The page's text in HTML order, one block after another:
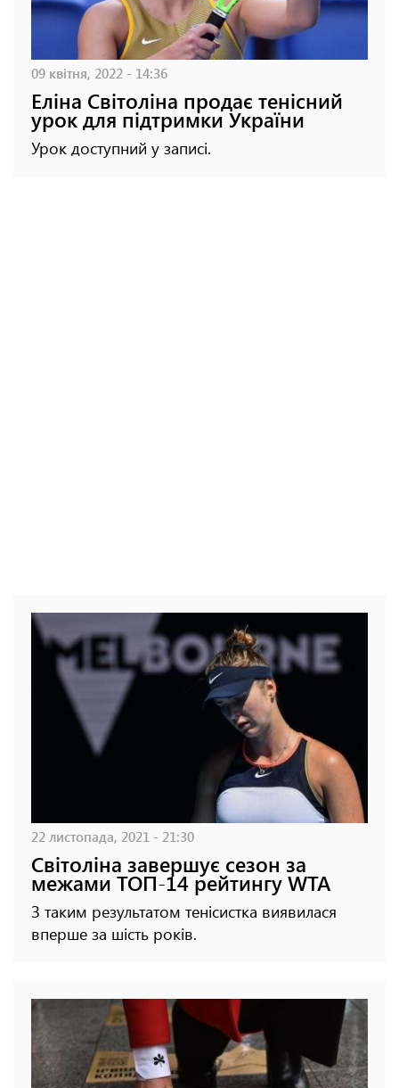
09 квітня, 2022 - 14:36
Еліна Світоліна продає тенісний
урок для підтримки України
Урок доступний у записі.
22 листопада, 2021 - 21:30
Світоліна завершує сезон за
межами ТОП-14 рейтингу WTA
З таким результатом тенісистка виявилася
вперше за шість років.